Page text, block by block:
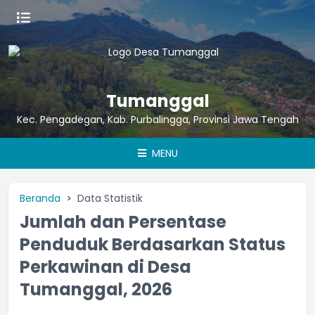
Tumanggal
Kec. Pengadegan, Kab. Purbalingga, Provinsi Jawa Tengah
MENU
Beranda Data Statistik
Jumlah dan Persentase
Penduduk Berdasarkan Status
Perkawinan di Desa
Tumanggal, 2026